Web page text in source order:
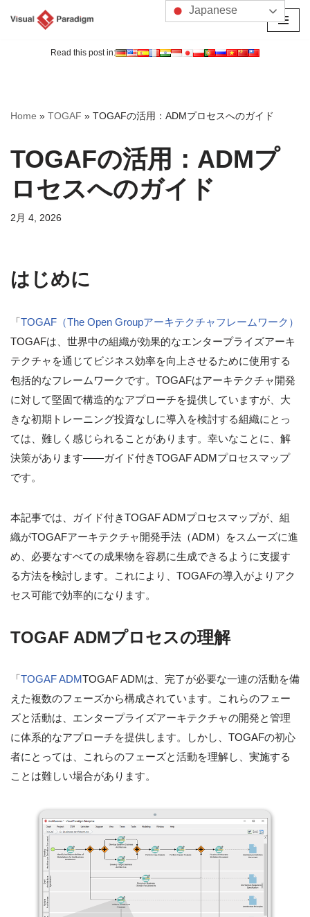
へ
キ
ッ
プ
Read this post in:
Home » TOGAF » TOGAFの活用：ADMプロセスへのガイド
TOGAFの活用：ADMプ
ロセスへのガイド
2月 4, 2026
はじめに
「TOGAF（The Open Groupアーキテクチャフレームワーク）
TOGAFは、世界中の組織が効果的なエンタープライズアーキ
テクチャを通じてビジネス効率を向上させるために使用する
包括的なフレームワークです。TOGAFはアーキテクチャ開発
に対して堅固で構造的なアプローチを提供していますが、大
きな初期トレーニング投資なしに導入を検討する組織にとっ
ては、難しく感じられることがあります。幸いなことに、解
決策があります――ガイド付きTOGAF ADMプロセスマップ
です。
本記事では、ガイド付きTOGAF ADMプロセスマップが、組
織がTOGAFアーキテクチャ開発手法（ADM）をスムーズに進
め、必要なすべての成果物を容易に生成できるように支援す
る方法を検討します。これにより、TOGAFの導入がよりアク
セス可能で効率的になります。
TOGAF ADMプロセスの理解
「TOGAF ADMTOGAF ADMは、完了が必要な一連の活動を備
えた複数のフェーズから構成されています。これらのフェー
ズと活動は、エンタープライズアーキテクチャの開発と管理
に体系的なアプローチを提供します。しかし、TOGAFの初心
者にとっては、これらのフェーズと活動を理解し、実施する
ことは難しい場合があります。
Japanese